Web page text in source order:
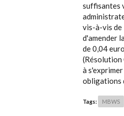
suffisantes
vis-à-vis de
d'amender
de 0,04
(Résolution
à
obligations
Tags: MBWS